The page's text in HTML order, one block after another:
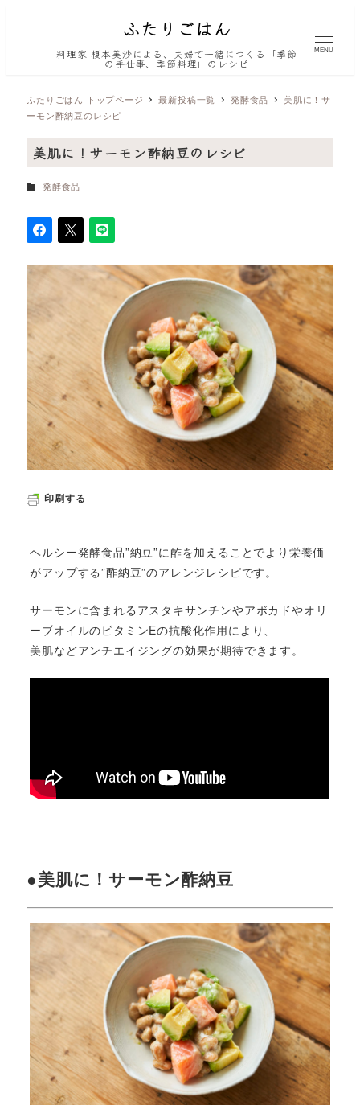
料理家 榎本美沙による、夫婦で一緒につくる「季節
の手仕事、季節料理」のレシピ
MENU
ふたりごはん トップページ 最新投稿一覧 発酵食品
美肌に！サ
ーモン酢納豆のレシピ
美肌に！サーモン酢納豆のレシピ
カテゴリー
発酵食品
印刷する
ヘルシー発酵食品”納豆”に酢を加えることでより栄養価
がアップする”酢納豆”のアレンジレシピです。
サーモンに含まれるアスタキサンチンやアボカドやオリ
ーブオイルのビタミンEの抗酸化作用により、
美肌などアンチエイジングの効果が期待できます。
●美肌に！サーモン酢納豆